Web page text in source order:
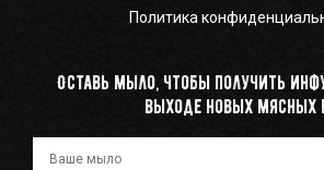
Политика
Оставь мыло, чтобы получить
выходе новых мясных